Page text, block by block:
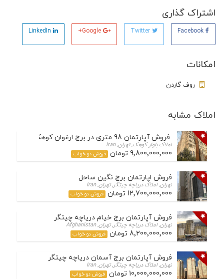
اشتراک گذاری
Twitter
Google+
LinkedIn
امکانات
روف گاردن
املاک مشابه
فروش آپارتمان 98 متری در برج ارغوان کوهک
املاک بلوار کوهک, تهران, Iran
9٬800٬000٬000 تومان فروش دو خواب
فروش اپارتمان برج نگین ساحل
تهران, املاک دریاچه چیتگر, تهران, Iran
12٬700٬000٬000 تومان فروش دو خواب
فروش آپارتمان برج خیام دریاچه چیتگر
تهران, املاک دریاچه چیتگر, تهران, Afghanistan
8٬200٬000٬000 تومان فروش دو خواب
فروش آپارتمان برج آسمان دریاچه چیتگر
تهران, املاک دریاچه چیتگر, تهران, Iran
10٬000٬000٬000 تومان فروش دو خواب